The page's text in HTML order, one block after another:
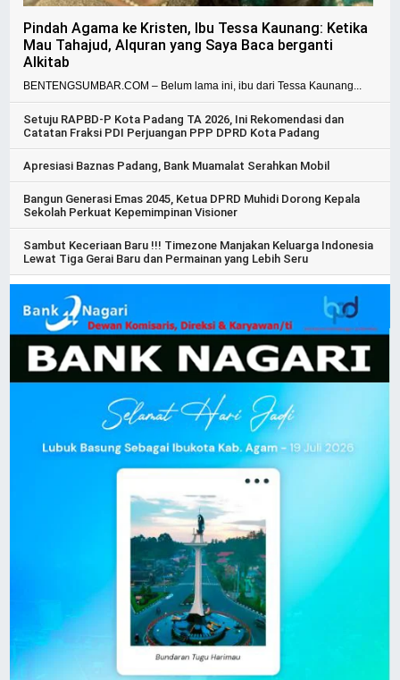
Pindah Agama ke Kristen, Ibu Tessa Kaunang: Ketika
Mau Tahajud, Alquran yang Saya Baca berganti
Alkitab
BENTENGSUMBAR.COM – Belum lama ini, ibu dari Tessa Kaunang...
Setuju RAPBD-P Kota Padang TA 2026, Ini Rekomendasi dan
Catatan Fraksi PDI Perjuangan PPP DPRD Kota Padang
Apresiasi Baznas Padang, Bank Muamalat Serahkan Mobil
Bangun Generasi Emas 2045, Ketua DPRD Muhidi Dorong Kepala
Sekolah Perkuat Kepemimpinan Visioner
Sambut Keceriaan Baru !!! Timezone Manjakan Keluarga Indonesia
Lewat Tiga Gerai Baru dan Permainan yang Lebih Seru